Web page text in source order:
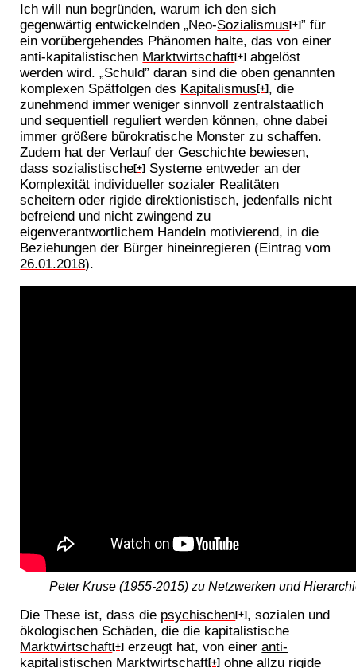
Ich will nun begründen, warum ich den sich
gegenwärtig entwickelnden „Neo-Sozialismus[+]” für
ein vorübergehendes Phänomen halte, das von einer
anti-kapitalistischen Marktwirtschaft[+] abgelöst
werden wird. „Schuld” daran sind die oben genannten
komplexen Spätfolgen des Kapitalismus[+] , die
zunehmend immer weniger sinnvoll zentralstaatlich
und sequentiell reguliert werden können, ohne dabei
immer größere bürokratische Monster zu schaffen.
Zudem hat der Verlauf der Geschichte bewiesen,
dasssozialistische[+] Systeme entweder an der
Komplexität individueller sozialer Realitäten
scheitern oder rigide direktionistisch, jedenfalls nicht
befreiend und nicht zwingend zu
eigenverantwortlichem Handeln motivierend, in die
Beziehungen der Bürger hineinregieren (Eintrag vom
26.01.2018).
Peter Kruse(1955-2015) zu Netzwerken und
Die These ist, dass die psychischen[+] , sozialen und
ökologischen Schäden, die die kapitalistische
Marktwirtschaft[+] erzeugt hat, von eineranti-
kapitalistischen Marktwirtschaft[+] ohne allzu rigide